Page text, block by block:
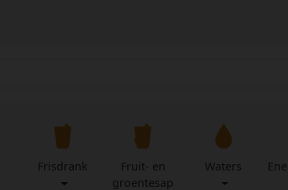
Frisdrank
Fruit- en
groentesap
Waters